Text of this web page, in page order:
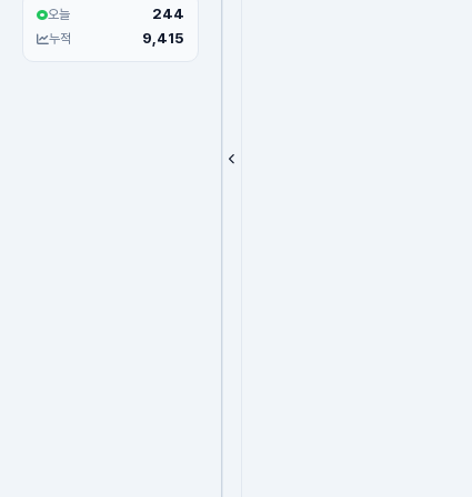
오늘 244
누적 9,415